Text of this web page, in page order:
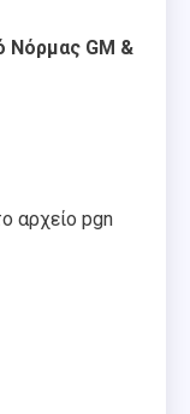
Νόρμας GM &
αρχείο pgn